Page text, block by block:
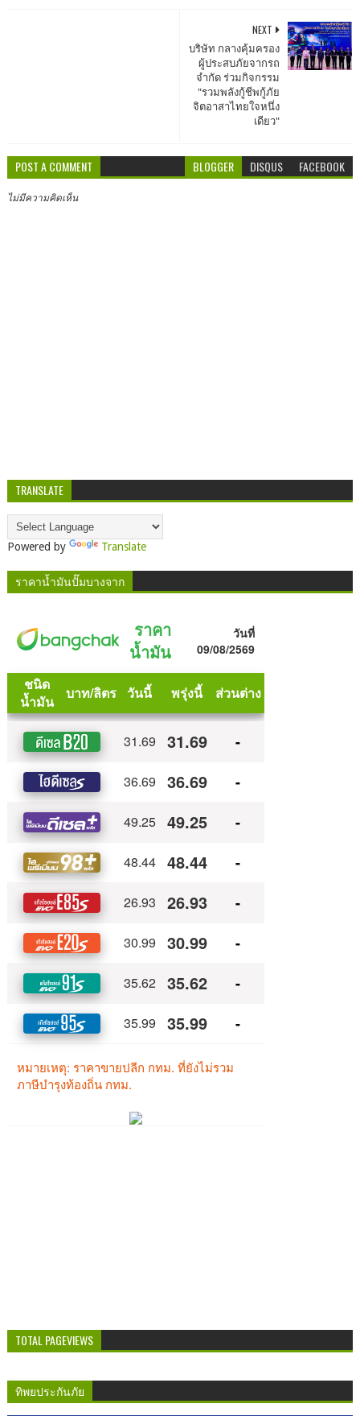
NEXT
บริษัท กลางคุ้มครอง
ผู้ประสบภัยจากรถ
จำกัด ร่วมกิจกรรม
"รวมพลังกู้ชีพกู้ภัย
จิตอาสาไทยใจหนึ่ง
เดียว"
POST A COMMENT BLOGGER DISQUS FACEBOOK
ไม่มีความคิดเห็น
TRANSLATE
Powered by Translate
ราคาน้ำมันปั๊มบางจาก
TOTAL PAGEVIEWS
ทิพยประกันภัย